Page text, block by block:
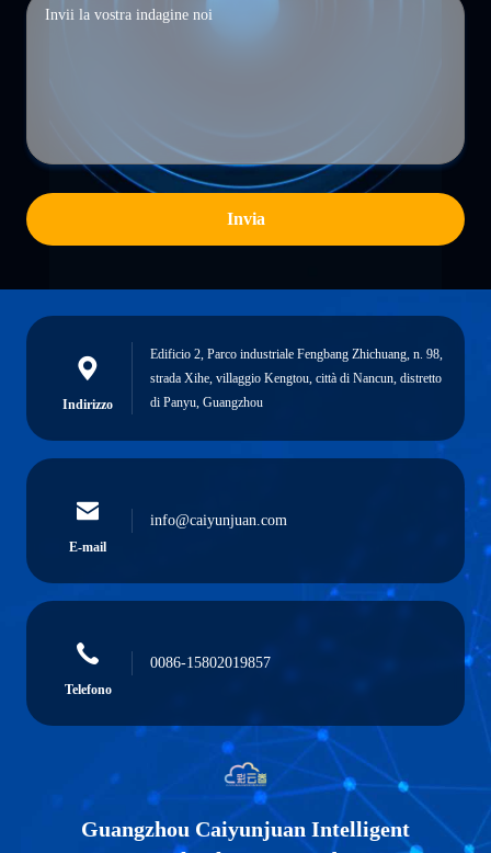
Invia
Indirizzo
Edificio 2, Parco industriale Fengbang Zhichuang, n. 98,
strada Xihe, villaggio Kengtou, città di Nancun, distretto
di Panyu, Guangzhou
E-mail
info@caiyunjuan.com
Telefono
0086-15802019857
Guangzhou Caiyunjuan Intelligent